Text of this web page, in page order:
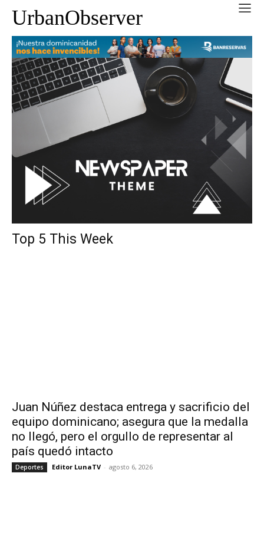
UrbanObserver
Top 5 This Week
Juan Núñez destaca entrega y sacrificio del
equipo dominicano; asegura que la medalla
no llegó, pero el orgullo de representar al
país quedó intacto
Deportes Editor LunaTV - agosto 6, 2026